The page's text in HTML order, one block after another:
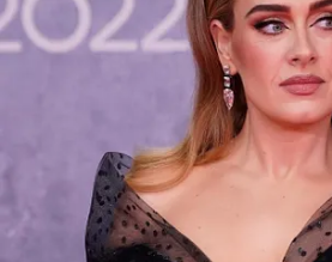
CONCORSI
VIDEO